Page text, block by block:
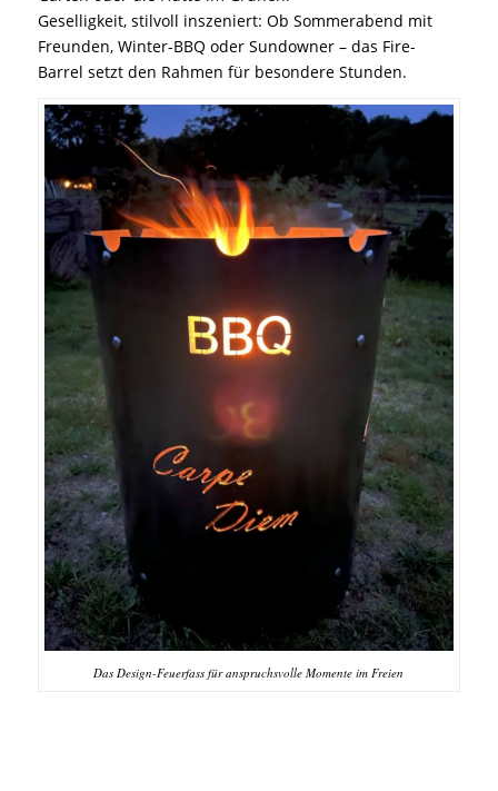
Geselligkeit, stilvoll inszeniert: Ob Sommerabend mit
Freunden, Winter-BBQ oder Sundowner – das Fire-
Barrel setzt den Rahmen für besondere Stunden.
Das Design-Feuerfass für anspruchsvolle Momente im Freien